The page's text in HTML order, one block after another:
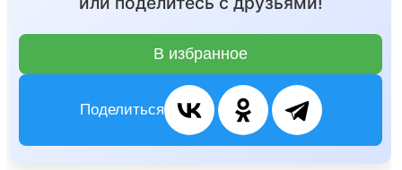
В избранное
Поделиться